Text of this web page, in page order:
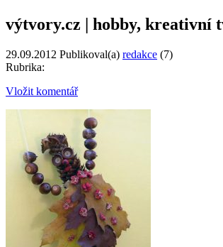
výtvory.cz | hobby, kreativní
29.09.2012 Publikoval(a) redakce (7)
Rubrika:
Vložit komentář